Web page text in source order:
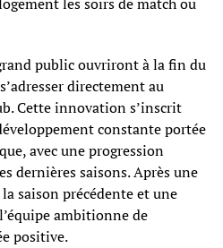
public ouvriront à la fin du
directement au
Cette innovation s’inscrit
constante portée
avec une progression
dernières saisons. Après une
saison précédente et une
ambitionne de
positive.